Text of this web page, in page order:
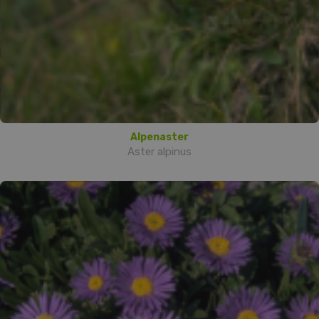
Alpenaster
Aster alpinus